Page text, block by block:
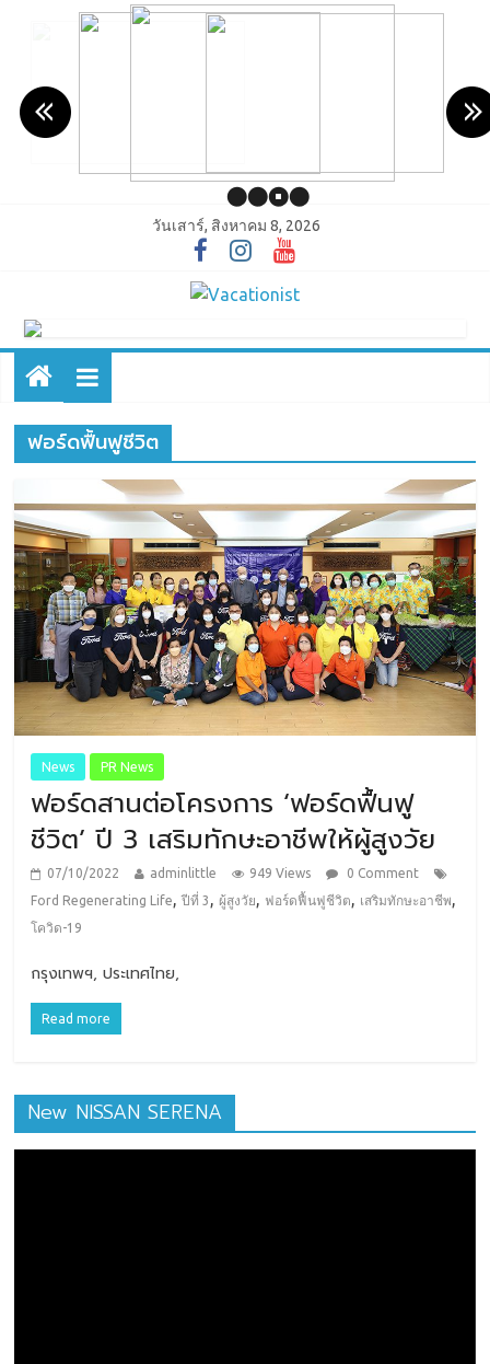
วันเสาร์, สิงหาคม 8, 2026
ฟอร์ดฟื้นฟูชีวิต
News PR News
ฟอร์ดสานต่อโครงการ ‘ฟอร์ดฟื้นฟู
ชีวิต’ ปี 3 เสริมทักษะอาชีพให้ผู้สูงวัย
07/10/2022 adminlittle 949 Views
0 Comment
Ford Regenerating Life,ปีที่ 3 ,ผู้สูงวัย, ฟอร์ดฟื้นฟูชีวิต, เสริมทักษะอาชีพ,
โควิด-19
กรุงเทพฯ, ประเทศไทย,
Read more
New NISSAN SERENA